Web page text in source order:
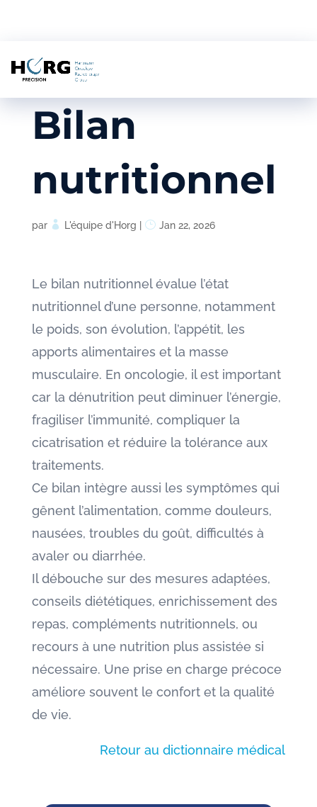
Bilan
nutritionnel
par L'équipe d'Horg Jan 22, 2026
Le bilan nutritionnel évalue l’état
nutritionnel d’une personne, notamment
le poids, son évolution, l’appétit, les
apports alimentaires et la masse
musculaire. En oncologie, il est important
car la dénutrition peut diminuer l’énergie,
fragiliser l’immunité, compliquer la
cicatrisation et réduire la tolérance aux
traitements.
Ce bilan intègre aussi les symptômes qui
gênent l’alimentation, comme douleurs,
nausées, troubles du goût, difficultés à
avaler ou diarrhée.
Il débouche sur des mesures adaptées,
conseils diététiques, enrichissement des
repas, compléments nutritionnels, ou
recours à une nutrition plus assistée si
nécessaire. Une prise en charge précoce
améliore souvent le confort et la qualité
de vie.
Retour au dictionnaire médical